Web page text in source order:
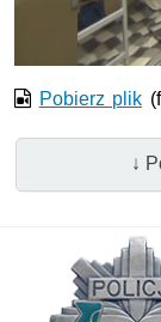
Pobierz plik
↓